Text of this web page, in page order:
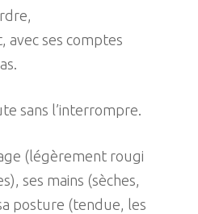
ses comptes
sans l’interrompre.
(légèrement rougi
ses mains (sèches,
posture (tendue, les